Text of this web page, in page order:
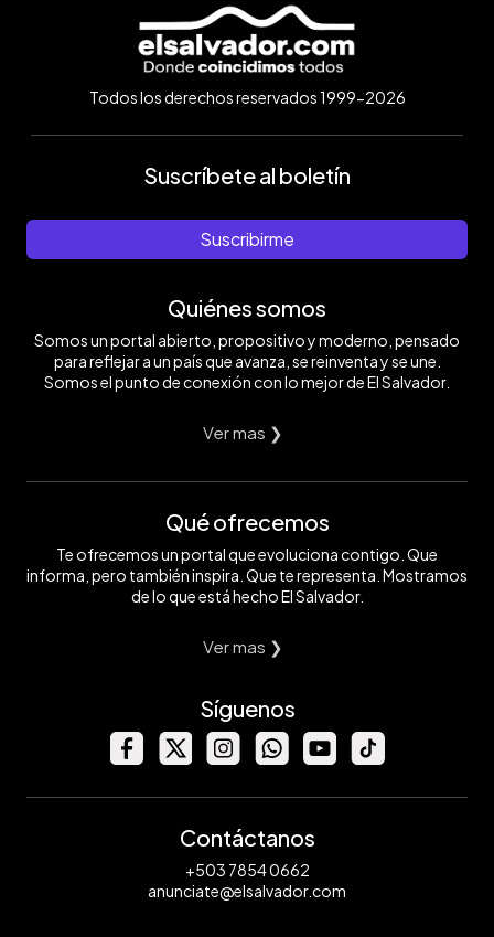
Todos los derechos reservados 1999-2026
Suscríbete al boletín
Suscribirme
Quiénes somos
Somos un portal abierto, propositivo y moderno, pensado
para reflejar a un país que avanza, se reinventa y se une.
Somos el punto de conexión con lo mejor de El Salvador.
Ver mas ❯
Qué ofrecemos
Te ofrecemos un portal que evoluciona contigo. Que
informa, pero también inspira. Que te representa. Mostramos
de lo que está hecho El Salvador.
Ver mas ❯
Síguenos
Contáctanos
+503 7854 0662
anunciate@elsalvador.com